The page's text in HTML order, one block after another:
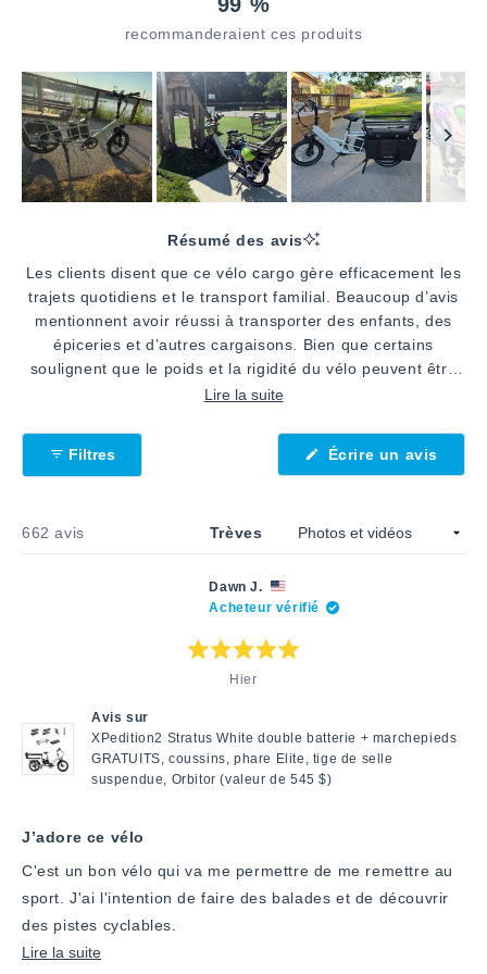
recommanderaient ces produits
Résumé des avis
Les clients disent que ce vélo cargo gère efficacement les
trajets quotidiens et le transport familial. Beaucoup d’avis
mentionnent avoir réussi à transporter des enfants, des
épiceries et d’autres cargaisons. Bien que certains
soulignent que le poids et la rigidité du vélo peuvent être
exigeants, la plupart apprécient sa stabilité et sa
l’autonomie pour les trajets plus longs. Beaucoup insistent
sur son utilisation pour les courses scolaires et les
agréables, où les enfants adorent particulièrement les
manèges. Certains évoquent des défis d’équilibre lorsqu’il
est chargé à bord, surtout avec plusieurs passagers. Les
retours courants incluent des éloges pour la fluidité du
certains préfèrent une suspension avant pour une
conduite plus confortable.
Lire la suite
Filtres Écrire un avis
dans
662 avis
Trèves
Dawn J.
Acheteur vérifié
:
5
Hier
Avis sur
XPedition2 Stratus White double batterie + marchepieds
GRATUITS, coussins, phare Elite, tige de selle
suspendue, Orbitor (valeur de 545 $)
J’adore ce vélo
C'est un bon vélo qui va me permettre de me remettre au
sport. J'ai l'intention de faire des balades et de découvrir
des pistes cyclables.
Lire la suiteEn
Chargement...